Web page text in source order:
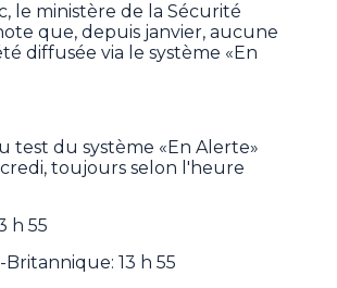
le ministère de la Sécurité
que, depuis janvier, aucune
diffusée via le système «En
test du système «En Alerte»
toujours selon l'heure
h 55
13 h 55